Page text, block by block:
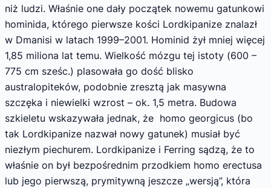
niż ludzi. Właśnie one dały początek nowemu gatunkowi
hominida, którego pierwsze kości Lordkipanize znalazł
w Dmanisi w latach 1999–2001. Hominid żył mniej więcej
1,85 miliona lat temu. Wielkość mózgu tej istoty (600 –
775 cm sześc.) plasowała go dość blisko
australopiteków, podobnie zresztą jak masywna
szczęka i niewielki wzrost – ok. 1,5 metra. Budowa
szkieletu wskazywała jednak, że homo georgicus (bo
tak Lordkipanize nazwał nowy gatunek) musiał być
niezłym piechurem. Lordkipanize i Ferring sądzą, że to
właśnie on był bezpośrednim przodkiem homo erectusa
lub jego pierwszą, prymitywną jeszcze „wersją”, która